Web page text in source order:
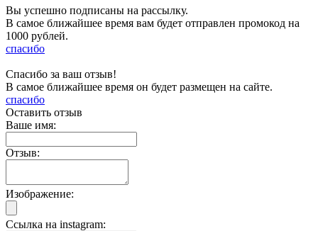
Вы успешно подписаны на рассылку.
В самое ближайшее время вам будет отправлен промокод на
1000 рублей.
спасибо
Спасибо за ваш отзыв!
В самое ближайшее время он будет размещен на сайте.
спасибо
Оставить отзыв
Ваше имя:
Отзыв:
Изображение:
Ссылка на instagram: